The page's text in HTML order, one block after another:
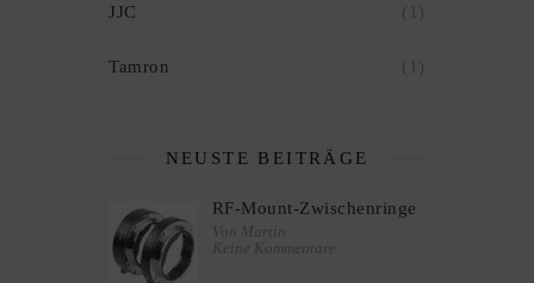
JJC (1)
Tamron (1)
NEUSTE BEITRÄGE
RF-Mount-Zwischenringe
Von Martin
Keine Kommentare